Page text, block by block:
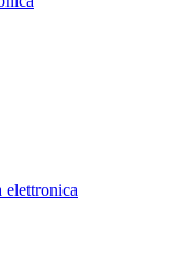
elettronica